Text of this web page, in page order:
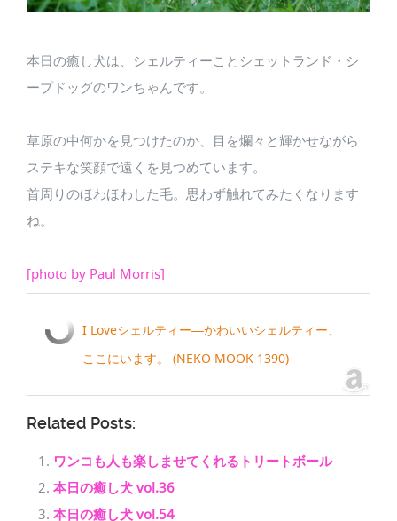
本日の癒し犬は、シェルティーことシェットランド・シ
ープドッグのワンちゃんです。
草原の中何かを見つけたのか、目を爛々と輝かせながら
ステキな笑顔で遠くを見つめています。
首周りのほわほわした毛。思わず触れてみたくなります
ね。
[photo by Paul Morris]
I Loveシェルティー―かわいいシェルティー、
ここにいます。 (NEKO MOOK 1390)
Related Posts:
ワンコも人も楽しませてくれるトリートボール
本日の癒し犬 vol.36
本日の癒し犬 vol.54